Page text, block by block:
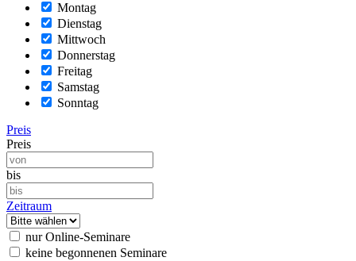
Montag
Dienstag
Mittwoch
Donnerstag
Freitag
Samstag
Sonntag
Preis
Preis
bis
Zeitraum
nur Online-Seminare
keine begonnenen Seminare